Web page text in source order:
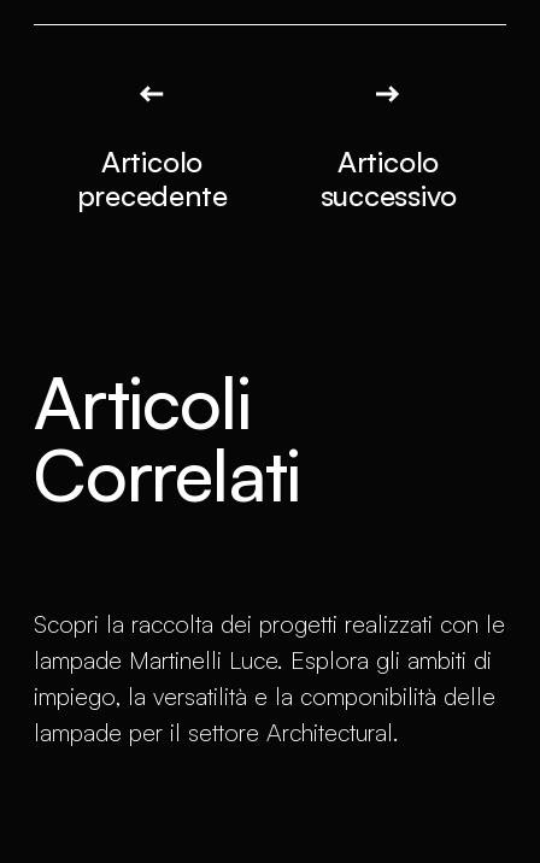
Articolo
precedente
Articolo
successivo
Articoli
Correlati
Scopri la raccolta dei progetti realizzati con le
lampade Martinelli Luce. Esplora gli ambiti di
impiego, la versatilità e la componibilità delle
lampade per il settore Architectural.